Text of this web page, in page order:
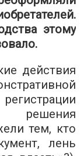
этому
действия
тем, кто
лень